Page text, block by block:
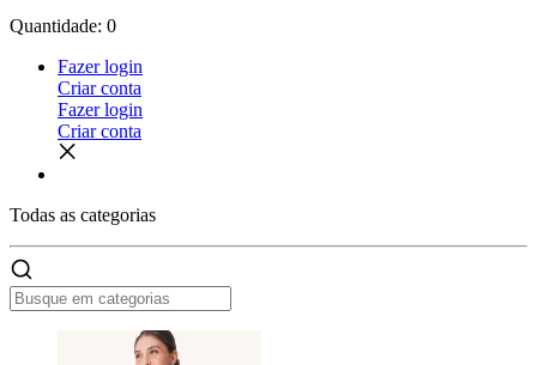
Quantidade: 0
Fazer login
Criar conta
Fazer login
Criar conta
Todas as categorias